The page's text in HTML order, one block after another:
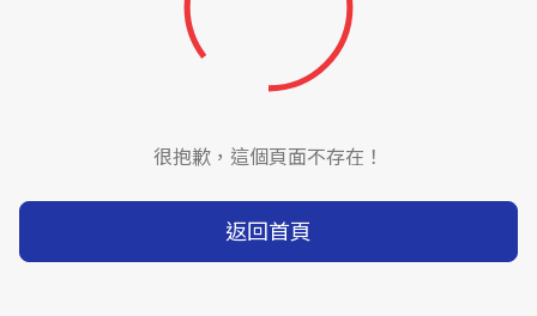
很抱歉，這個頁面不存在！
返回首頁